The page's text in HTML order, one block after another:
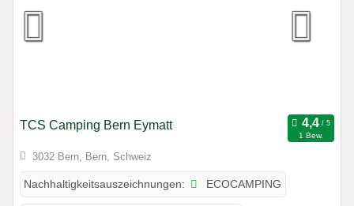
TCS Camping Bern Eymatt
1 Bew.
3032 Bern, Bern, Schweiz
Nachhaltigkeitsauszeichnungen: ECOCAMPING